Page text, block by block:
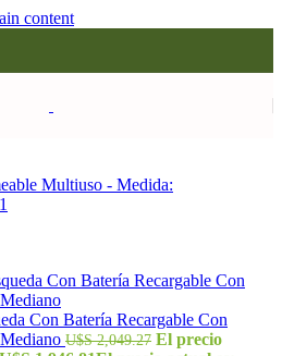
content
Con Batería Recargable Con
U$S2,049.27 El precio